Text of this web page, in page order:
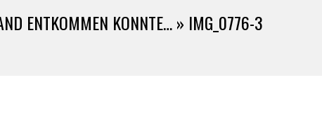
ENTKOMMEN KONNTE… » IMG_0776-3